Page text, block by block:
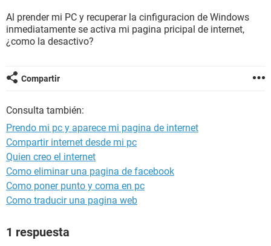
Al prender mi PC y recuperar la cinfiguracion de Windows
inmediatamente se activa mi pagina pricipal de internet,
¿como la desactivo?
Compartir
Consulta también:
Prendo mi pc y aparece mi pagina de internet
Compartir internet desde mi pc
Quien creo el internet
Como eliminar una pagina de facebook
Como poner punto y coma en pc
Como traducir una pagina web
1 respuesta